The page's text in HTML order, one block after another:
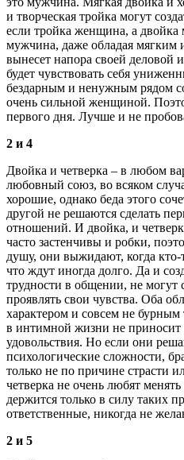
и творческая тройка могут
если тройка женщина, а
мужчина, даже обладая мягким
вынесет напора своей деловой
будет чувствовать себя
бездарным и ненужным рядом
очень сильной женщиной.
первого дня. Лучше и не
2 и 4
Двойка и четверка – в любом
любовный союз, во всяком
хорошие, однако беда этого
другой не решаются сделать
отношений. И двойка, и
часто застенчивы и робки,
душу, они выжидают, когда кто-
что ждут иногда долго. Да и
трудности в общении, не могут
проявлять свои чувства. Оба
характером и совсем не
в интимной жизни не приносит
удовольствия. Но если они
психологические сложности,
только не по причине страсти
четверка не очень любят
держится только в силу таких
ответственные, никогда не
2 и 5